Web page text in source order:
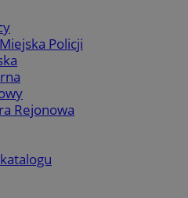
Policji
Rejonowa